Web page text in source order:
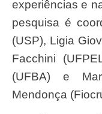
experiências e
pesquisa é
(USP), Ligia
Facchini
(UFBA) e
Mendonça